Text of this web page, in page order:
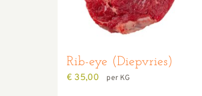
Rib-eye (Diepvries)
€ 35,00 per KG